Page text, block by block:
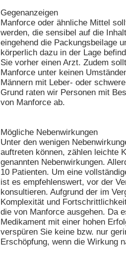
Gegenanzeigen
Manforce oder ähnliche Mittel
werden, die sensibel auf die
eingehend die Packungsbeilage
körperlich dazu in der Lage
Sie vorher einen Arzt. Zudem
Manforce unter keinen
Männern mit Leber- oder
Grund raten wir Personen mit
von Manforce ab.
Mögliche Nebenwirkungen
Unter den wenigen
auftreten können, zählen leichte
genannten Nebenwirkungen.
10 Patienten. Um eine
ist es empfehlenswert, vor der
konsultieren. Aufgrund der im
Komplexität und
die von Manforce ausgehen. Da
Medikament mit einer hohen
verspüren Sie keine bzw. nur
Erschöpfung, wenn die Wirkung